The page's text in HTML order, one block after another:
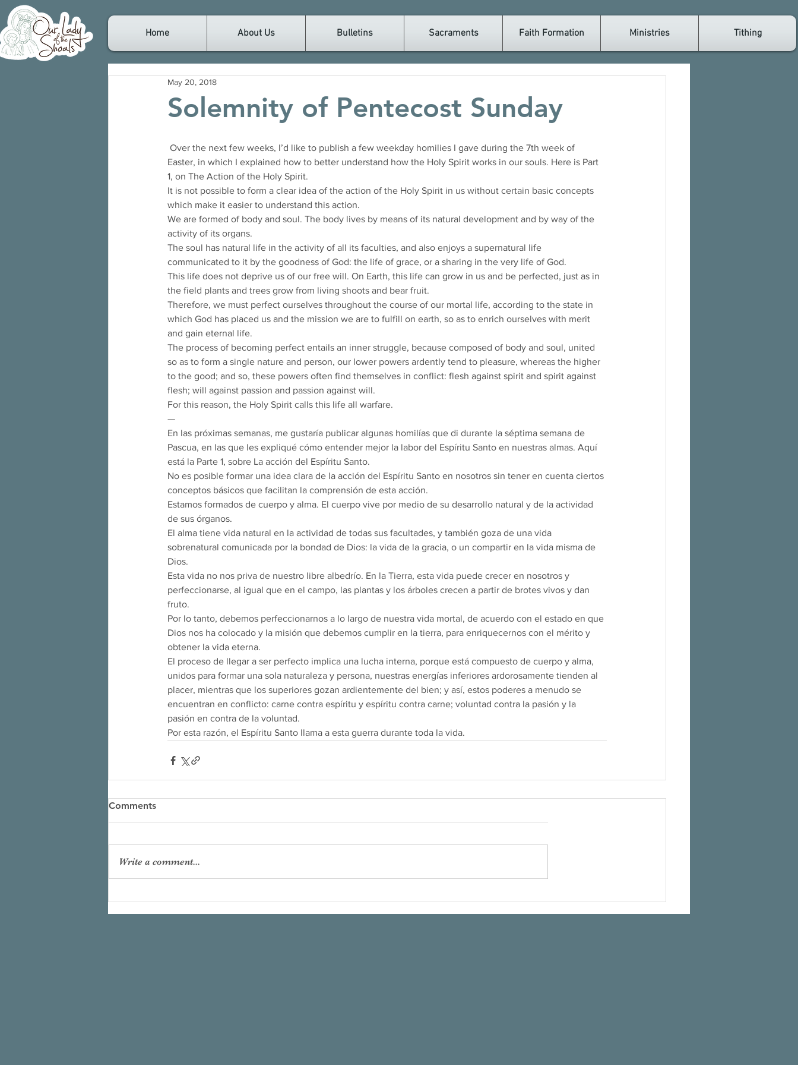
Home About Us Bulletins Sacraments Faith Formation Ministries Tithing
Solemnity of Pentecost Sunday
May 20, 2018
Easter, in which I explained how to better understand how the Holy Spirit works in our souls. Here is Part
1, on The Action of the Holy Spirit.
It is not possible to form a clear idea of the action of the Holy Spirit in us without certain basic concepts
which make it easier to understand this action.
We are formed of body and soul. The body lives by means of its natural development and by way of the
activity of its organs.
The soul has natural life in the activity of all its faculties, and also enjoys a supernatural life
communicated to it by the goodness of God: the life of grace, or a sharing in the very life of God.
This life does not deprive us of our free will. On Earth, this life can grow in us and be perfected, just as in
the field plants and trees grow from living shoots and bear fruit.
Therefore, we must perfect ourselves throughout the course of our mortal life, according to the state in
which God has placed us and the mission we are to fulfill on earth, so as to enrich ourselves with merit
and gain eternal life.
The process of becoming perfect entails an inner struggle, because composed of body and soul, united
so as to form a single nature and person, our lower powers ardently tend to pleasure, whereas the higher
to the good; and so, these powers often find themselves in conflict: flesh against spirit and spirit against
flesh; will against passion and passion against will.
For this reason, the Holy Spirit calls this life all warfare.
—
En las próximas semanas, me gustaría publicar algunas homilías que di durante la séptima semana de
Pascua, en las que les expliqué cómo entender mejor la labor del Espíritu Santo en nuestras almas. Aquí
está la Parte 1, sobre La acción del Espíritu Santo.
No es posible formar una idea clara de la acción del Espíritu Santo en nosotros sin tener en cuenta ciertos
conceptos básicos que facilitan la comprensión de esta acción.
Estamos formados de cuerpo y alma. El cuerpo vive por medio de su desarrollo natural y de la actividad
de sus órganos.
El alma tiene vida natural en la actividad de todas sus facultades, y también goza de una vida
sobrenatural comunicada por la bondad de Dios: la vida de la gracia, o un compartir en la vida misma de
Dios.
Esta vida no nos priva de nuestro libre albedrío. En la Tierra, esta vida puede crecer en nosotros y
perfeccionarse, al igual que en el campo, las plantas y los árboles crecen a partir de brotes vivos y dan
fruto.
Por lo tanto, debemos perfeccionarnos a lo largo de nuestra vida mortal, de acuerdo con el estado en que
Dios nos ha colocado y la misión que debemos cumplir en la tierra, para enriquecernos con el mérito y
obtener la vida eterna.
El proceso de llegar a ser perfecto implica una lucha interna, porque está compuesto de cuerpo y alma,
unidos para formar una sola naturaleza y persona, nuestras energías inferiores ardorosamente tienden al
placer, mientras que los superiores gozan ardientemente del bien; y así, estos poderes a menudo se
encuentran en conflicto: carne contra espíritu y espíritu contra carne; voluntad contra la pasión y la
pasión en contra de la voluntad.
Por esta razón, el Espíritu Santo llama a esta guerra durante toda la vida.
Comments
Write a comment...